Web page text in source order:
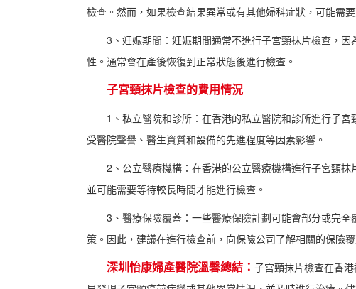
檢查。然而，如果檢查結果異常或有其他婦科症狀，可能需
3、妊娠期間：妊娠期間通常不進行子宮頸抹片檢查，
性。通常會在產後恢復到正常狀態後進行檢查。
子宮頸抹片檢查的費用情況
1、私立醫院和診所：在香港的私立醫院和診所進行子
受醫院聲譽、醫生資質和設備的先進程度等因素影響。
2、公立醫療機構：在香港的公立醫療機構進行子宮頸
並可能需要等待較長時間才能進行檢查。
3、醫療保險覆蓋：一些醫療保險計劃可能會部分或完
策。因此，建議在進行檢查前，向保險公司了解相關的保險覆
深圳怡康婦產醫院溫馨總結： 子宮頸抹片檢查在香